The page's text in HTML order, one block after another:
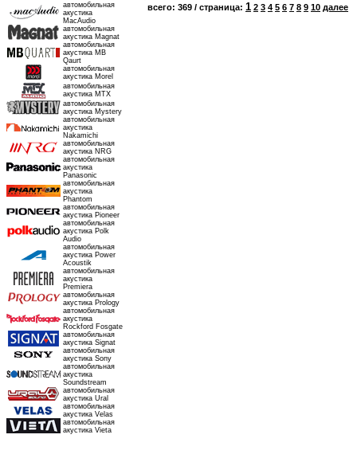
автомобильная
акустика
MacAudio
автомобильная
акустика Magnat
автомобильная
акустика MB
Qaurt
автомобильная
акустика Morel
автомобильная
акустика MTX
автомобильная
акустика Mystery
автомобильная
акустика
Nakamichi
автомобильная
акустика NRG
автомобильная
акустика
Panasonic
автомобильная
акустика
Phantom
автомобильная
акустика Pioneer
автомобильная
акустика Polk
Audio
автомобильная
акустика Power
Acoustik
автомобильная
акустика
Premiera
автомобильная
акустика Prology
автомобильная
акустика
Rockford Fosgate
автомобильная
акустика Signat
автомобильная
акустика Sony
автомобильная
акустика
Soundstream
автомобильная
акустика Ural
автомобильная
акустика Velas
автомобильная
акустика Vieta
всего: 369 / страница: 1 2 3 4 5 6 7 8 9 10 далее